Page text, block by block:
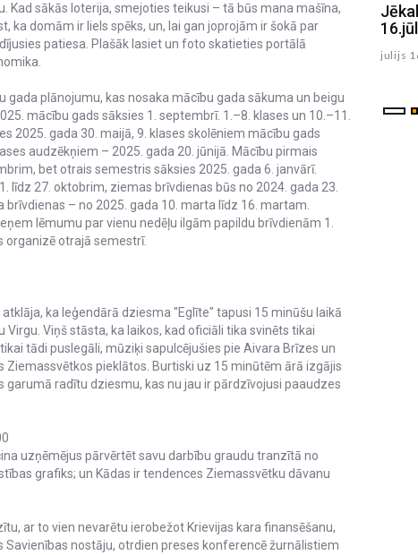
Kad sākās loterija, smejoties teikusi – tā būs mana mašīna,
ka domām ir liels spēks, un, lai gan joprojām ir šokā par
patiesa. Plašāk lasiet un foto skatieties portālā
gada plānojumu, kas nosaka mācību gada sākuma un beigu
mācību gads sāksies 1. septembrī. 1.–8. klases un 10.–11.
2025. gada 30. maijā, 9. klases skolēniem mācību gads
audzēkņiem – 2025. gada 20. jūnijā. Mācību pirmais
bet otrais semestris sāksies 2025. gada 6. janvārī.
līdz 27. oktobrim, ziemas brīvdienas būs no 2024. gada 23.
– no 2025. gada 10. marta līdz 16. martam.
lēmumu par vienu nedēļu ilgām papildu brīvdienām 1.
organizē otrajā semestrī.
ka leģendārā dziesma "Eglīte" tapusi 15 minūšu laikā
Viņš stāsta, ka laikos, kad oficiāli tika svinēts tikai
tādi puslegāli, mūziķi sapulcējušies pie Aivara Brīzes un
Ziemassvētkos pieklātos. Burtiski uz 15 minūtēm ārā izgājis
garumā radītu dziesmu, kas nu jau ir pārdzīvojusi paaudzes
uzņēmējus pārvērtēt savu darbību graudu tranzītā no
grafiks; un Kādas ir tendences Ziemassvētku dāvanu
ar to vien nevarētu ierobežot Krievijas kara finansēšanu,
Savienības nostāju, otrdien preses konferencē žurnālistiem
Jēkabpils Radio1 ziņas 2026.gada
17.jūlijā
julijs